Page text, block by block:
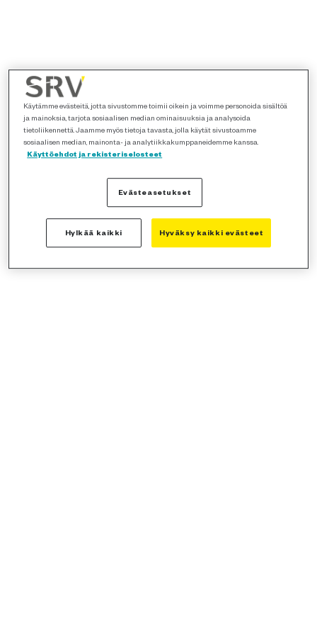
Käytämme evästeitä, jotta sivustomme toimii oikein ja voimme personoida sisältöä
ja mainoksia, tarjota sosiaalisen median ominaisuuksia ja analysoida
tietoliikennettä. Jaamme myös tietoja tavasta, jolla käytät sivustoamme
sosiaalisen median, mainonta- ja analytiikkakumppaneidemme kanssa.
Käyttöehdot ja rekisteriselosteet
Evästeasetukset
Hylkää kaikki Hyväksy kaikki evästeet